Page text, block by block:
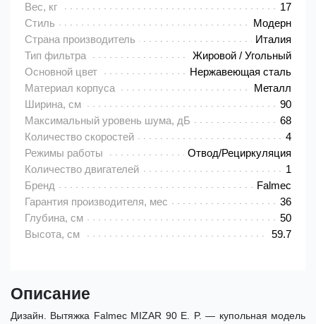
Вес, кг
17
Стиль
Модерн
Страна производитель
Италия
Тип фильтра
Жировой / Угольный
Основной цвет
Нержавеющая сталь
Материал корпуса
Металл
Ширина, см
90
Максимальный уровень шума, дБ
68
Количество скоростей
4
Режимы работы
Отвод/Рециркуляция
Количество двигателей
1
Бренд
Falmec
Гарантия производителя, мес
36
Глубина, см
50
Высота, см
59.7
Описание
Дизайн. Вытяжка Falmec MIZAR 90 E. P. — купольная модель